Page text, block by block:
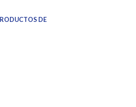
DE